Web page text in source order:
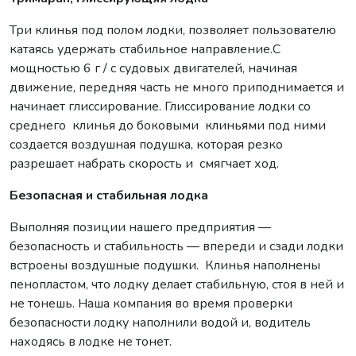
Три клинья под полом лодки, позволяет пользователю
катаясь удержать стабильное направление.С
мощностью 6 г / с судовых двигателей, начиная
движение, передняя часть не много приподнимается и
начинает глиссирование. Глиссирование лодки со
среднего клинья до боковыми клиньями под ними
создается воздушная подушка, которая резко
разрешает набрать скорость и смягчает ход.
Безопасная и стабильная лодка
Выполняя позиции нашего предприятия —
безопасность и стабильность — впереди и сзади лодки
встроены воздушные подушки. Клинья наполнены
пенопластом, что лодку делает стабильную, стоя в ней и
не тонешь. Наша компания во время проверки
безопасности лодку наполнили водой и, водитель
находясь в лодке не тонет.